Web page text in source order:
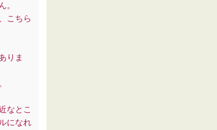
。
こちら
りま
なとこ
になれ